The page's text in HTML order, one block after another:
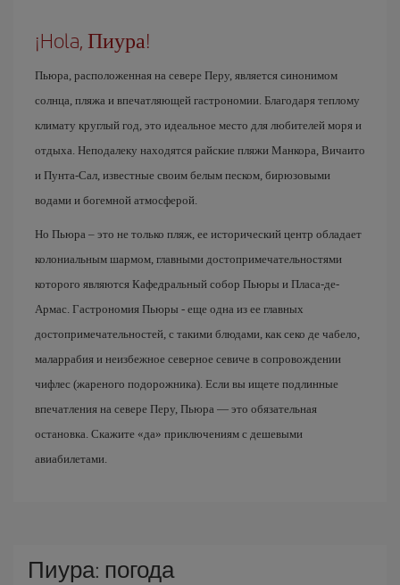
¡Hola, Пиура!
Пьюра, расположенная на севере Перу, является синонимом
солнца, пляжа и впечатляющей гастрономии. Благодаря теплому
климату круглый год, это идеальное место для любителей моря и
отдыха. Неподалеку находятся райские пляжи Манкора, Вичаито
и Пунта-Сал, известные своим белым песком, бирюзовыми
водами и богемной атмосферой.
Но Пьюра – это не только пляж, ее исторический центр обладает
колониальным шармом, главными достопримечательностями
которого являются Кафедральный собор Пьюры и Пласа-де-
Армас. Гастрономия Пьюры - еще одна из ее главных
достопримечательностей, с такими блюдами, как секо де чабело,
маларрабия и неизбежное северное севиче в сопровождении
чифлес (жареного подорожника). Если вы ищете подлинные
впечатления на севере Перу, Пьюра — это обязательная
остановка. Скажите «да» приключениям с дешевыми
авиабилетами.
Пиура: погода